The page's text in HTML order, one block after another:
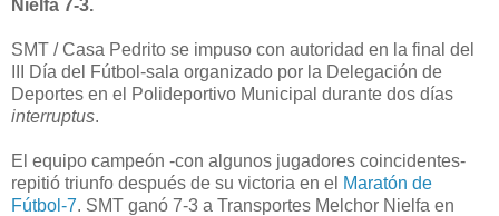
Nielfa 7-3.
SMT / Casa Pedrito se impuso con autoridad en la final del
III Día del Fútbol-sala organizado por la Delegación de
Deportes en el Polideportivo Municipal durante dos días
interruptus.
El equipo campeón -con algunos jugadores coincidentes-
repitió triunfo después de su victoria en el Maratón de
Fútbol-7. SMT ganó 7-3 a Transportes Melchor Nielfa en